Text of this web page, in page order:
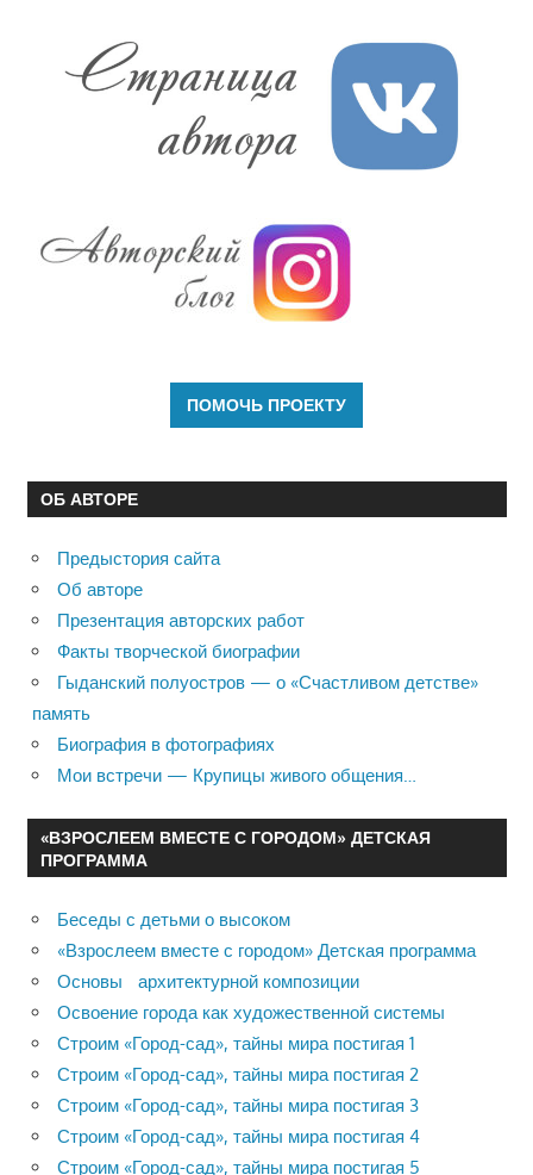
ОБ АВТОРЕ
Предыстория сайта
Об авторе
Презентация авторских работ
Факты творческой биографии
Гыданский полуостров — о «Счастливом детстве»
память
Биография в фотографиях
Мои встречи — Крупицы живого общения…
«ВЗРОСЛЕЕМ ВМЕСТЕ С ГОРОДОМ» ДЕТСКАЯ
ПРОГРАММА
Беседы с детьми о высоком
«Взрослеем вместе с городом» Детская программа
Основы архитектурной композиции
Освоение города как художественной системы
Строим «Город-сад», тайны мира постигая 1
Строим «Город-сад», тайны мира постигая 2
Строим «Город-сад», тайны мира постигая 3
Строим «Город-сад», тайны мира постигая 4
Строим «Город-сад», тайны мира постигая 5